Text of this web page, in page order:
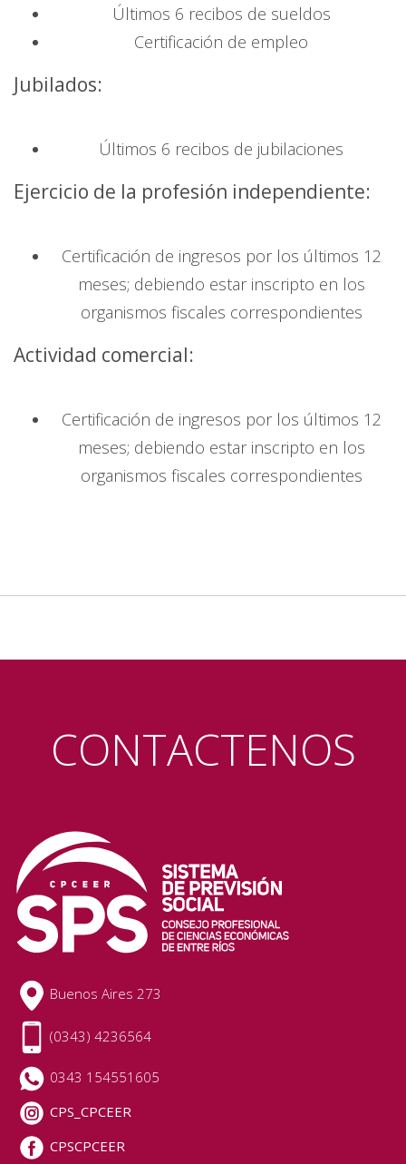
Últimos 6 recibos de sueldos
Certificación de empleo
Jubilados:
Últimos 6 recibos de jubilaciones
Ejercicio de la profesión independiente:
Certificación de ingresos por los últimos 12
meses; debiendo estar inscripto en los
organismos fiscales correspondientes
Actividad comercial:
Certificación de ingresos por los últimos 12
meses; debiendo estar inscripto en los
organismos fiscales correspondientes
CONTACTENOS
Buenos Aires 273
(0343) 4236564
0343 154551605
CPS_CPCEER
CPSCPCEER